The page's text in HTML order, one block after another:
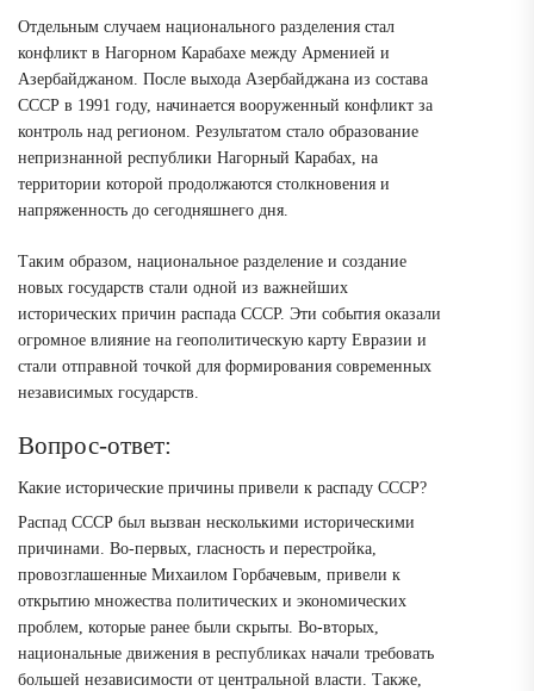
Отдельным случаем национального разделения стал
конфликт в Нагорном Карабахе между Арменией и
Азербайджаном. После выхода Азербайджана из состава
СССР в 1991 году, начинается вооруженный конфликт за
контроль над регионом. Результатом стало образование
непризнанной республики Нагорный Карабах, на
территории которой продолжаются столкновения и
напряженность до сегодняшнего дня.
Таким образом, национальное разделение и создание
новых государств стали одной из важнейших
исторических причин распада СССР. Эти события оказали
огромное влияние на геополитическую карту Евразии и
стали отправной точкой для формирования современных
независимых государств.
Вопрос-ответ:
Какие исторические причины привели к распаду СССР?
Распад СССР был вызван несколькими историческими
причинами. Во-первых, гласность и перестройка,
провозглашенные Михаилом Горбачевым, привели к
открытию множества политических и экономических
проблем, которые ранее были скрыты. Во-вторых,
национальные движения в республиках начали требовать
большей независимости от центральной власти. Также,